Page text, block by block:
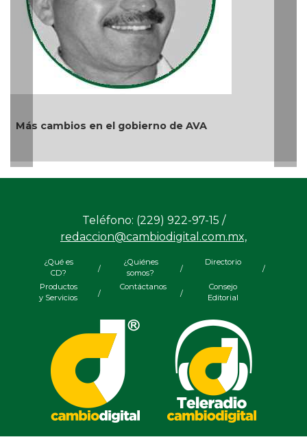
Más cambios en el gobierno de AVA
Teléfono: (229) 922-97-15 /
redaccion@cambiodigital.com.mx,
¿Qué es
CD?
/
¿Quiénes
somos?
/
Directorio
/
Productos
y Servicios
/
Contáctanos
/
Consejo
Editorial